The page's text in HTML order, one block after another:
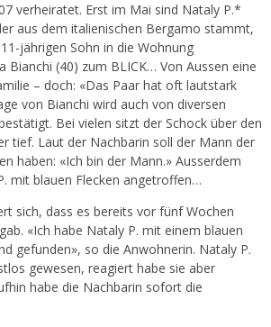
verheiratet. Erst im Mai sind Nataly P.*
aus dem italienischen Bergamo stammt,
jährigen Sohn in die Wohnung
Bianchi (40) zum BLICK… Von Aussen eine
– doch: «Das Paar hat oft lautstark
von Bianchi wird auch von diversen
Bei vielen sitzt der Schock über den
tief. Laut der Nachbarin soll der Mann der
haben: «Ich bin der Mann.» Ausserdem
mit blauen Flecken angetroffen…
sich, dass es bereits vor fünf Wochen
«Ich habe Nataly P. mit einem blauen
gefunden», so die Anwohnerin. Nataly P.
gewesen, reagiert habe sie aber
habe die Nachbarin sofort die